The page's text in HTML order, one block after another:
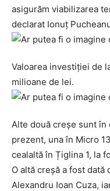
asigurăm viabilizarea
declarat Ionuț
Valoarea investiției de
milioane de lei.
Alte două creșe sunt
prezent, una în Micro
cealaltă în Țiglina 1, la
O altă creșă a fost
Alexandru Ioan Cuza,